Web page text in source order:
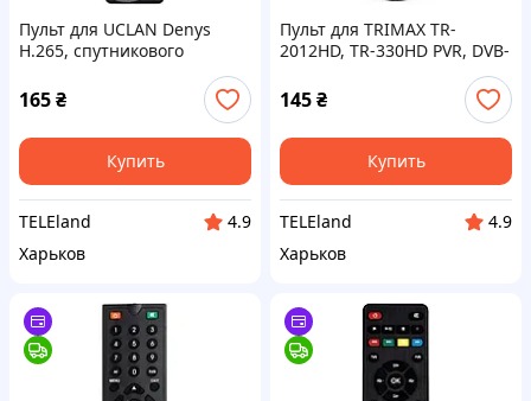
Пульт для UCLAN Denys
H.265, спутникового
дистанционного
управления
165₴
Купить
TELEland
4.9
Харьков
Пульт для TRIMAX TR-
2012HD, TR-330HD PVR, DVB-
T2, пульт дистанционного
управления
145₴
Купить
TELEland
4.9
Харьков